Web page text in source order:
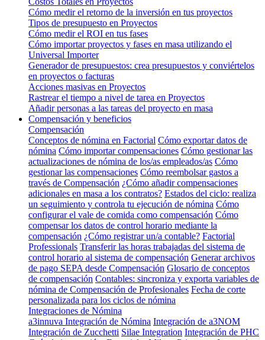
Cómo medir el retorno de la inversión en tus proyectos
Tipos de presupuesto en Proyectos
Cómo medir el ROI en tus fases
Cómo importar proyectos y fases en masa utilizando el
Universal Importer
Generador de presupuestos: crea presupuestos y conviértelos
en proyectos o facturas
Acciones masivas en Proyectos
Rastrear el tiempo a nivel de tarea en Proyectos
Añadir personas a las tareas del proyecto en masa
Compensación y beneficios
Compensación
Conceptos de nómina en Factorial Cómo exportar datos de
nómina Cómo importar compensaciones Cómo gestionar las
actualizaciones de nómina de los/as empleados/as Cómo
gestionar las compensaciones Cómo reembolsar gastos a
través de Compensación ¿Cómo añadir compensaciones
adicionales en masa a los contratos? Estados del ciclo: realiza
un seguimiento y controla tu ejecución de nómina Cómo
configurar el vale de comida como compensación Cómo
compensar los datos de control horario mediante la
compensación ¿Cómo registrar un/a contable? Factorial
Professionals Transferir las horas trabajadas del sistema de
control horario al sistema de compensación Generar archivos
de pago SEPA desde Compensación Glosario de conceptos
de compensación Contables: sincroniza y exporta variables de
nómina de Compensación de Profesionales Fecha de corte
personalizada para los ciclos de nómina
Integraciones de Nómina
a3innuva Integración de Nómina Integración de a3NOM
Integración de Zucchetti Silae Integration Integración de PHC